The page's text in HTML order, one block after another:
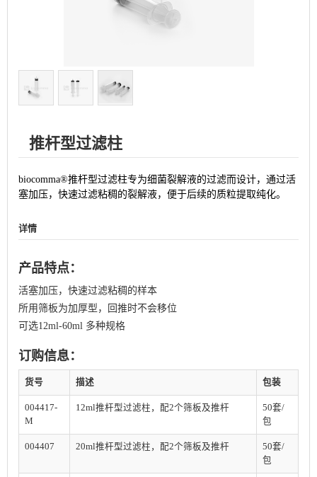
推杆型过滤柱
biocomma®推杆型过滤柱专为细菌裂解液的过滤而设计，通过活
塞加压，快速过滤粘稠的裂解液，便于后续的质粒提取纯化。
详情
产品特点：
活塞加压，快速过滤粘稠的样本
所用筛板为加厚型，回推时不会移位
可选12ml-60ml 多种规格
订购信息：
货号 描述 包装
004417-
M
12ml推杆型过滤柱，配2个筛板及推杆
50套/
包
004407 20ml推杆型过滤柱，配2个筛板及推杆
50套/
包